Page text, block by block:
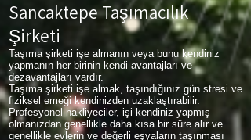
Sancaktepe Taşımacılık
Şirketi
Taşıma şirketi işe almanın veya bunu kendiniz
yapmanın her birinin kendi avantajları ve
dezavantajları vardır.
Taşıma şirketi işe almak, taşındığınız gün stresi ve
fiziksel emeği kendinizden uzaklaştırabilir.
Profesyonel nakliyeciler, işi kendiniz yapmış
olmanızdan genellikle daha kısa bir süre alır ve
genellikle evlerin ve değerli eşyaların taşınması